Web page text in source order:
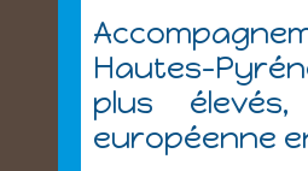
Hautes-
plus
européenne